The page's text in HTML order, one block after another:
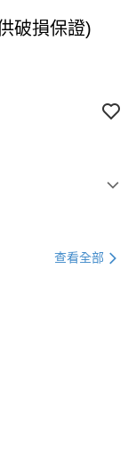
破損保證)
查看全部